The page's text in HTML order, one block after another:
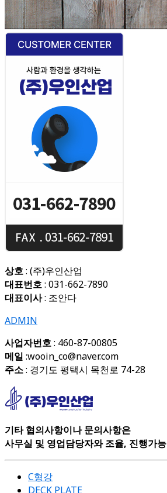
상호: (주)우인산업
대표번호: 031-662-7890
대표이사: 조안다
ADMIN
사업자번호: 460-87-00805
메일 :wooin_co@naver.com
주소: 경기도 평택시 목천로 74-28
기타 협의사항이나 문의사항은
사무실 및 영업담당자와 조율, 진행가능
C형강
DECK PLATE